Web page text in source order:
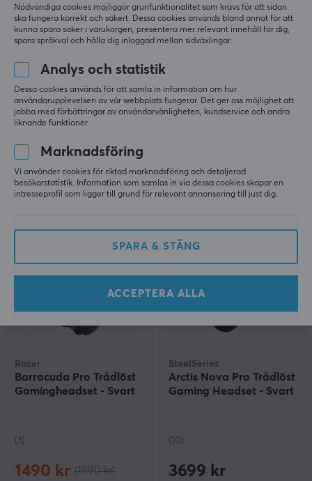
Turtle Beach
Airlite Fit Gaming
Headset - Ghost Purple
(0)
HyperX
Cloud III Gaming
(19)
SPARA 25%
Razer
Barracuda Pro Trådlöst
Gamingheadset - Svart
(3)
1490 kr
SteelSeries
Arctis Nova Pro Trådlöst
Gaming Headset - Svart
(10)
3699 kr
Nödvändiga cookies möjliggör grunfunktionalitet som krävs för att sidan
ska fungera korrekt och säkert. Dessa cookies används bland annat för att
kunna spara saker i varukorgen, presentera mer relevant innehåll för dig,
spara språkval och hålla dig inloggad mellan sidväxlingar.
Analys och statistik
Dessa cookies används för att samla in information om hur
användarupplevelsen av vår webbplats fungerar. Det ger oss möjlighet att
jobba med förbättringar av användarvänligheten, kundservice och andra
liknande funktioner.
Marknadsföring
Vi använder cookies för riktad marknadsföring och detaljerad
besökarstatistik. Information som samlas in via dessa cookies skapar en
intresseprofil som ligger till grund för relevant annonsering till just dig.
SPARA & STÄNG
ACCEPTERA ALLA